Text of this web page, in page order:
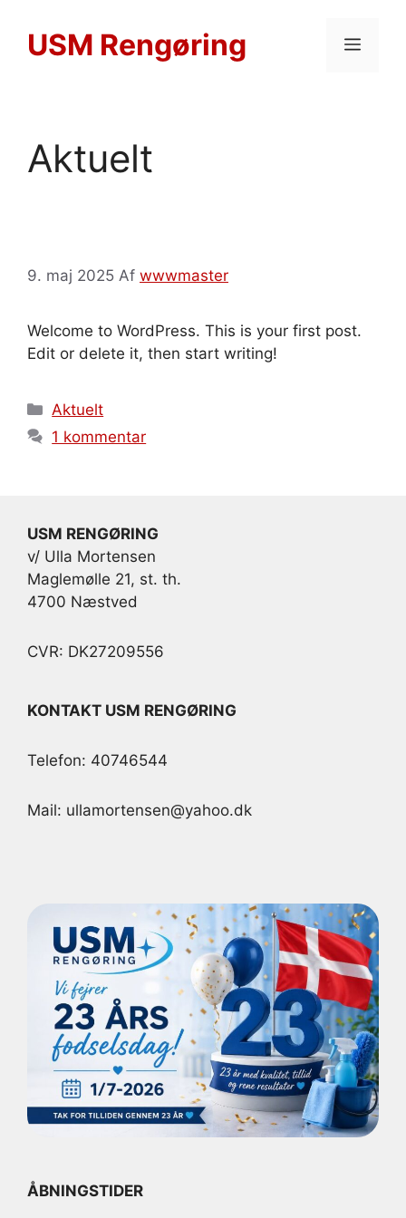
indholdUSM Rengøring
Aktuelt
9. maj 2025 Af wwwmaster
Welcome to WordPress. This is your first post.
Edit or delete it, then start writing!
Kategorier
Aktuelt
1 kommentar
USM RENGØRING
v/ Ulla Mortensen
Maglemølle 21, st. th.
4700 Næstved
CVR: DK27209556
KONTAKT USM RENGØRING
Telefon: 40746544
Mail: ullamortensen@yahoo.dk
ÅBNINGSTIDER